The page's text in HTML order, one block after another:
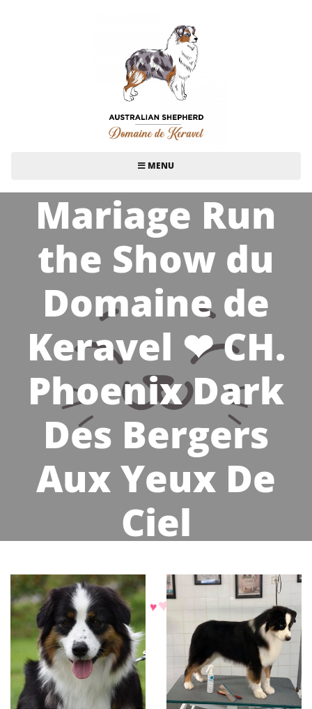
MENU
Mariage Run
the Show du
Domaine de
Keravel ❤ CH.
Phoenix Dark
Des Bergers
Aux Yeux De
Ciel
♥
♥
♥
♥
♥